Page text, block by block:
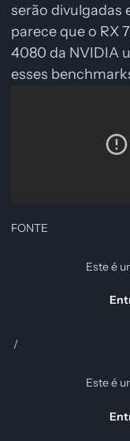
serão divulgadas
parece que o RX
4080 da NVIDIA
esses
FONTE
Este é
/
Este é